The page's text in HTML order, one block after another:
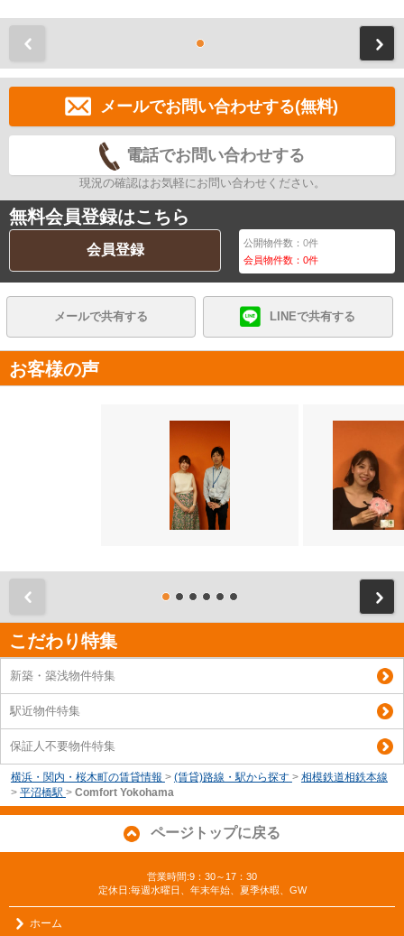
メールでお問い合わせする(無料)
電話でお問い合わせする
現況の確認はお気軽にお問い合わせください。
無料会員登録はこちら
会員登録 公開物件数：0件
会員物件数：0件
メールで共有する LINEで共有する
お客様の声
こだわり特集
新築・築浅物件特集
駅近物件特集
保証人不要物件特集
横浜・関内・桜木町の賃貸情報 > (賃貸)路線・駅から探す > 相模鉄道相鉄本線
> 平沼橋駅 > Comfort Yokohama
ページトップに戻る
営業時間:9：30～17：30
定休日:毎週水曜日、年末年始、夏季休暇、GW
ホーム